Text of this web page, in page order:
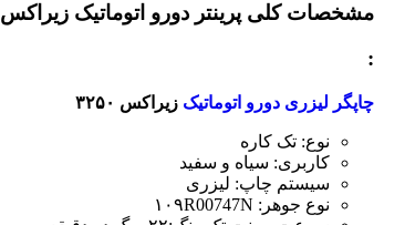
مشخصات کلی پرینتر دورو اتوماتیک زیراکس dn ۳۲۵۰
:
چاپگر لیزری دورو اتوماتیک زیراکس ۳۲۵۰
نوع: تک کاره
کاربری: سیاه و سفید
سیستم چاپ: لیزری
نوع جوهر: ۱۰۹R00747N